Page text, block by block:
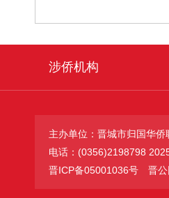
涉侨机构
主办单位：晋城市归国华侨
电话：(0356)2198798
晋ICP备05001036号
晋